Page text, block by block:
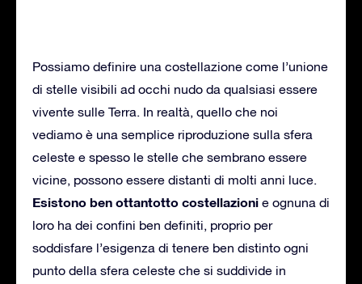
Possiamo definire una costellazione come l’unione
di stelle visibili ad occhi nudo da qualsiasi essere
vivente sulle Terra. In realtà, quello che noi
vediamo è una semplice riproduzione sulla sfera
celeste e spesso le stelle che sembrano essere
vicine, possono essere distanti di molti anni luce.
Esistono ben ottantotto costellazioni e ognuna di
loro ha dei confini ben definiti, proprio per
soddisfare l’esigenza di tenere ben distinto ogni
punto della sfera celeste che si suddivide in